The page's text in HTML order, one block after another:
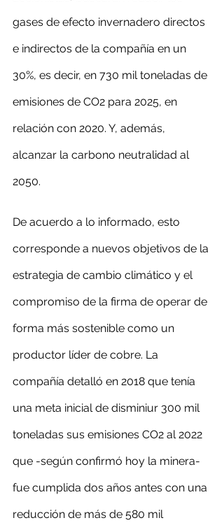
gases de efecto invernadero directos
e indirectos de la compañía en un
30%, es decir, en 730 mil toneladas de
emisiones de CO2 para 2025, en
relación con 2020. Y, además,
alcanzar la carbono neutralidad al
2050.
De acuerdo a lo informado, esto
corresponde a nuevos objetivos de la
estrategia de cambio climático y el
compromiso de la firma de operar de
forma más sostenible como un
productor líder de cobre. La
compañía detalló en 2018 que tenía
una meta inicial de disminiur 300 mil
toneladas sus emisiones CO2 al 2022
que -según confirmó hoy la minera-
fue cumplida dos años antes con una
reducción de más de 580 mil